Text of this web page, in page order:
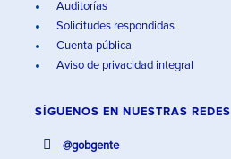
Auditorías
Solicitudes respondidas
Cuenta pública
Aviso de privacidad integral
SÍGUENOS EN NUESTRAS REDES
@gobgente